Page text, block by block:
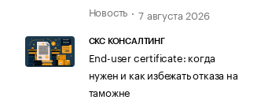
Новость
7 августа 2026
СКС КОНСАЛТИНГ
End-user certificate: когда
нужен и как избежать отказа на
таможне